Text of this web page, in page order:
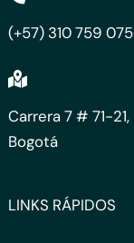
(+57) 310 759
Carrera 7 # 71-
Bogotá
LINKS RÁPIDOS